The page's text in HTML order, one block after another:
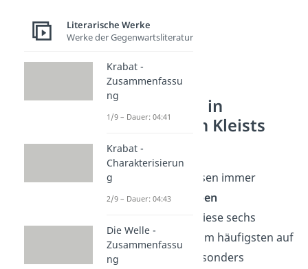
Die Themen in
Heinrich von Kleists
Werken
Kleists Werke kreisen immer
wieder umdieselben
. Diese sechs
Themen tauchen am häufigsten auf
und sind damit besonders
Literarische Werke
Werke der Gegenwartsliteratur
Krabat -
Zusammenfassu
ng
1/9 – Dauer: 04:41
Krabat -
Charakterisierun
g
2/9 – Dauer: 04:43
Die Welle -
Zusammenfassu
ng